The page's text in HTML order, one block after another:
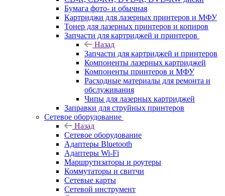
Бумага фото- и обычная
Картриджи для лазерных принтеров и МФУ
Тонер для лазерных принтеров и копиров
Запчасти для картриджей и принтеров
Назад
Запчасти для картриджей и принтеров
Компоненты лазерных картриджей
Компоненты принтеров и МФУ
Расходные материалы для ремонта и
обслуживания
Чипы для лазерных картриджей
Заправки для струйных принтеров
Сетевое оборудование
Назад
Сетевое оборудование
Адаптеры Bluetooth
Адаптеры Wi-Fi
Маршрутизаторы и роутеры
Коммутаторы и свитчи
Сетевые карты
Сетевой инструмент